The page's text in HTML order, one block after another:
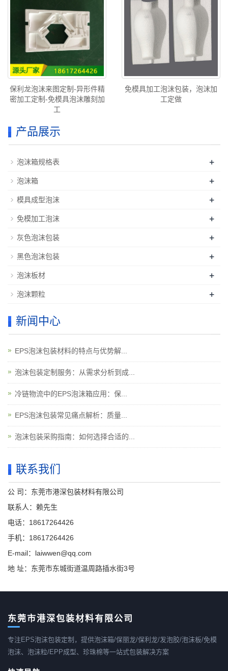
保利龙泡沫来图定制-异形件精
密加工定制-免模具泡沫雕刻加
工
免模具加工泡沫包装，泡沫加
工定做
产品展示
泡沫箱规格表 +
泡沫箱 +
模具成型泡沫 +
免模加工泡沫 +
灰色泡沫包装 +
黑色泡沫包装 +
泡沫板材 +
泡沫颗粒 +
新闻中心
EPS泡沫包装材料的特点与优势解...
泡沫包装定制服务：从需求分析到成...
冷链物流中的EPS泡沫箱应用：保...
EPS泡沫包装常见痛点解析：质量...
泡沫包装采购指南：如何选择合适的...
联系我们
公 司：东莞市港深包装材料有限公司
联系人：赖先生
电话：18617264426
手机：18617264426
E-mail：laiwwen@qq.com
地 址：东莞市东城街道温周路插水街3号
东莞市港深包装材料有限公司
专注EPS泡沫包装定制，提供泡沫箱/保丽龙/保利龙/发泡胶/泡沫板/免模
泡沫、泡沫粒/EPP成型、珍珠棉等一站式包装解决方案